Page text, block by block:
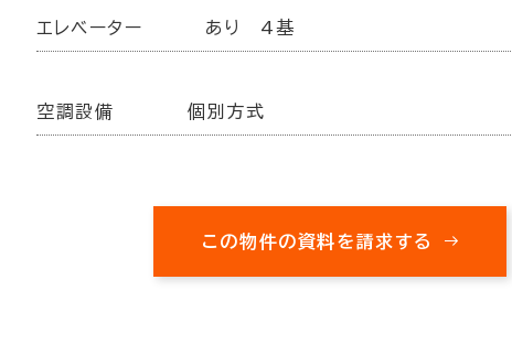
エレベーター あり 4基
空調設備 個別方式
この物件の資料を請求する